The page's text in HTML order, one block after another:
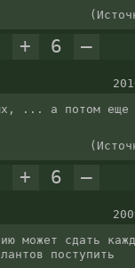
+ 6 –
... а потом еще
+ 6 –
может сдать
поступить